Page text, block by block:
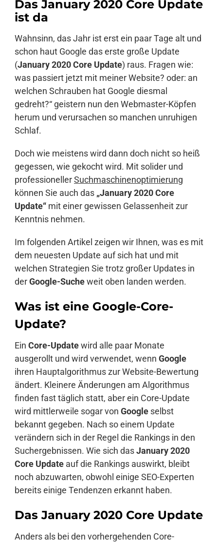
Das January 2020 Core Update
ist da
Wahnsinn, das Jahr ist erst ein paar Tage alt und
schon haut Google das erste große Update
(January 2020 Core Update) raus. Fragen wie:
was passiert jetzt mit meiner Website? oder: an
welchen Schrauben hat Google diesmal
gedreht?“ geistern nun den Webmaster-Köpfen
herum und verursachen so manchen unruhigen
Schlaf.
Doch wie meistens wird dann doch nicht so heiß
gegessen, wie gekocht wird. Mit solider und
professionellerSuchmaschinenoptimierung
können Sie auch das „January 2020 Core
Update“ mit einer gewissen Gelassenheit zur
Kenntnis nehmen.
Im folgenden Artikel zeigen wir Ihnen, was es mit
dem neuesten Update auf sich hat und mit
welchen Strategien Sie trotz großer Updates in
derGoogle-Sucheweit oben landen werden.
Was ist eine Google-Core-
Update?
Ein Core-Updatewird alle paar Monate
ausgerollt und wird verwendet, wenn Google
ihren Hauptalgorithmus zur Website-Bewertung
ändert. Kleinere Änderungen am Algorithmus
finden fast täglich statt, aber ein Core-Update
wird mittlerweile sogar von Google selbst
bekannt gegeben. Nach so einem Update
verändern sich in der Regel die Rankings in den
Suchergebnissen. Wie sich dasJanuary 2020
Core Update auf die Rankings auswirkt, bleibt
noch abzuwarten, obwohl einige SEO-Experten
bereits einige Tendenzen erkannt haben.
Das January 2020 Core Update
Anders als bei den vorhergehenden Core-